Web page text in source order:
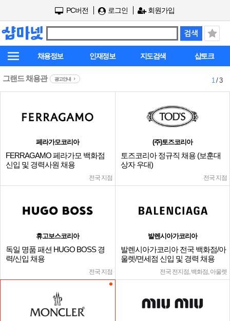
PC버전 로그인 회원가입
채용정보 인재정보 지도검색 샵토크
그랜드 채용관 광고안내 1/ 3
페라가모코리아
FERRAGAMO 페라가모 백화점
신입 및 경력사원 채용
전국 지점
(주)토즈코리아
토즈코리아 정규직 채용 (보훈대
상자 우대)
전국 지점
휴고보스코리아
독일 명품 패션 HUGO BOSS 경
력/신입 채용
전국 지점
발렌시아가코리아
발렌시아가코리아 전국 백화점/아
울렛/면세점 신입 및 경력 채용
전국 전지점, 백화점, 아울렛